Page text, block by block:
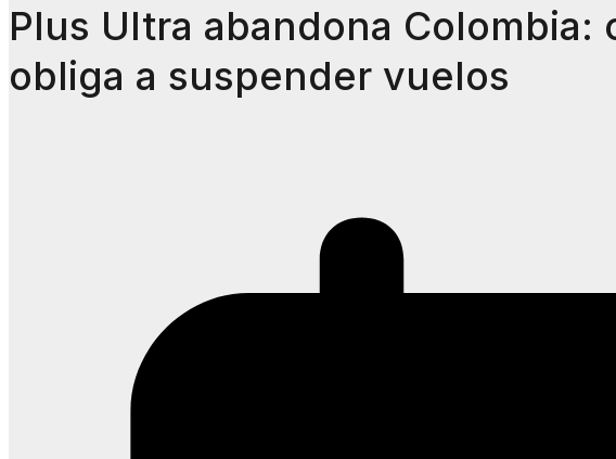
Plus Ultra abandona Colombia:
obliga a suspender vuelos